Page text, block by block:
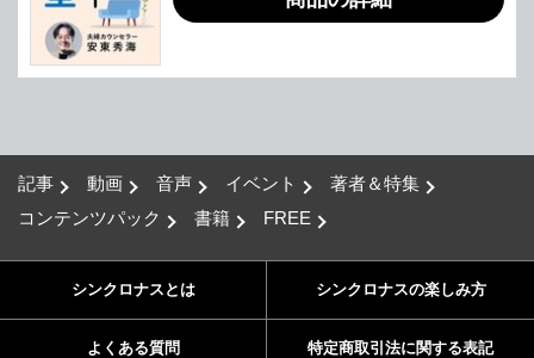
記事 動画 音声 イベント
著者＆特集
コンテンツパック
書籍 FREE
シンクロナスとは シンクロナスの楽しみ方
よくある質問 特定商取引法に関する表記